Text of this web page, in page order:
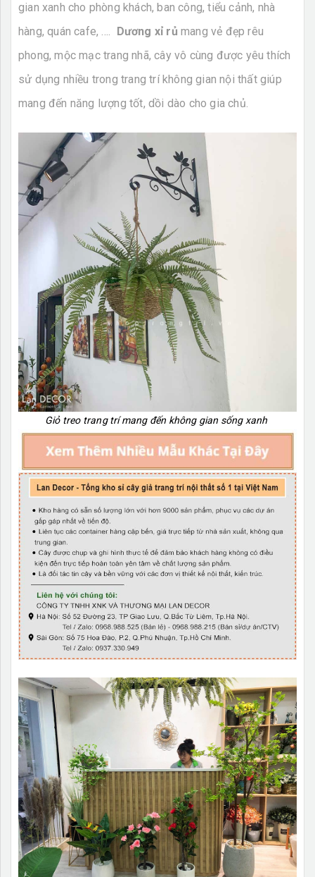
gian xanh cho phòng khách, ban công, tiểu cảnh, nhà
hàng, quán cafe, .... Dương xỉ rủ mang vẻ đẹp rêu
phong, mộc mạc trang nhã, cây vô cùng được yêu thích
sử dụng nhiều trong trang trí không gian nội thất giúp
mang đến năng lượng tốt, dồi dào cho gia chủ.
Giỏ treo trang trí mang đến không gian sống xanh